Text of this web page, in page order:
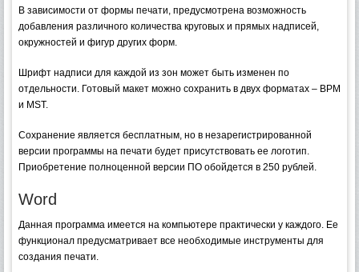
В зависимости от формы печати, предусмотрена возможность
добавления различного количества круговых и прямых надписей,
окружностей и фигур других форм.
Шрифт надписи для каждой из зон может быть изменен по
отдельности. Готовый макет можно сохранить в двух форматах – BPM
и MST.
Сохранение является бесплатным, но в незарегистрированной
версии программы на печати будет присутствовать ее логотип.
Приобретение полноценной версии ПО обойдется в 250 рублей.
Word
Данная программа имеется на компьютере практически у каждого. Ее
функционал предусматривает все необходимые инструменты для
создания печати.